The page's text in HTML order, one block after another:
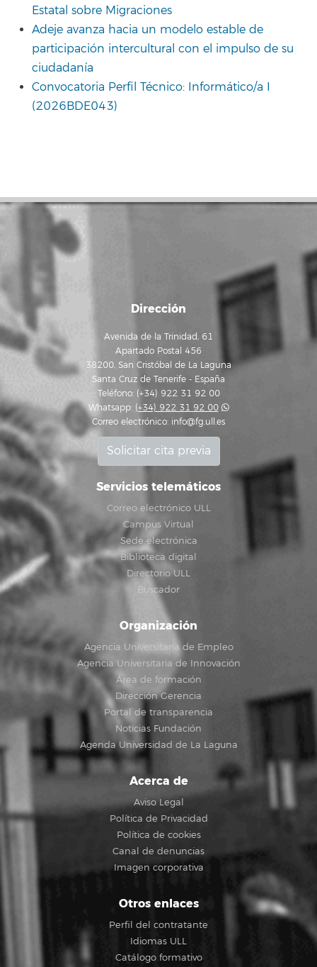
Estatal sobre Migraciones
Adeje avanza hacia un modelo estable de
participación intercultural con el impulso de su
ciudadanía
Convocatoria Perfil Técnico: Informático/a I
(2026BDE043)
Dirección
Avenida de la Trinidad, 61
Apartado Postal 456
38200, San Cristóbal de La Laguna
Santa Cruz de Tenerife - España
Teléfono: (+34) 922 31 92 00
Whatsapp: (+34) 922 31 92 00
Correo electrónico: info@fg.ull.es
Solicitar cita previa
Servicios telemáticos
Correo electrónico ULL
Campus Virtual
Sede electrónica
Biblioteca digital
Directorio ULL
Buscador
Organización
Agencia Universitaria de Empleo
Agencia Universitaria de Innovación
Área de formación
Dirección Gerencia
Portal de transparencia
Noticias Fundación
Agenda Universidad de La Laguna
Acerca de
Aviso Legal
Política de Privacidad
Política de cookies
Canal de denuncias
Imagen corporativa
Otros enlaces
Perfil del contratante
Idiomas ULL
Catálogo formativo